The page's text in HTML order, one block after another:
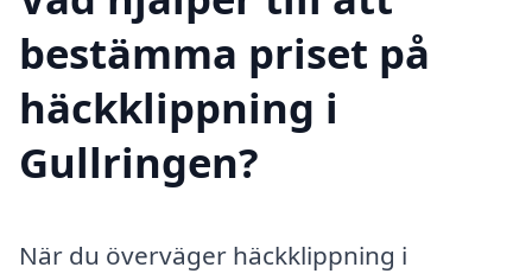
bestämma priset på
häckklippning i
Gullringen?
När du överväger häckklippning i